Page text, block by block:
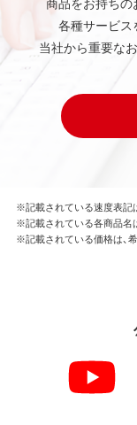
各種サービス
当社から重要な
※記載されている速度表記
※記載されている各商品名
※記載されている価格は、